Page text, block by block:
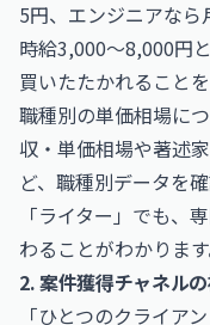
5円、エンジニアな
時給3,000〜8,000円
買いたたかれることを
職種別の単価相場につ
収・単価相場や著述
ど、職種別データを
「ライター」でも、
わることがわかります
2. 案件獲得チャネル
「ひとつのクライア